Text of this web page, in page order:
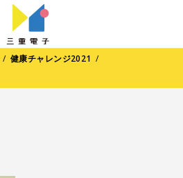
/健康チャレンジ2021 /